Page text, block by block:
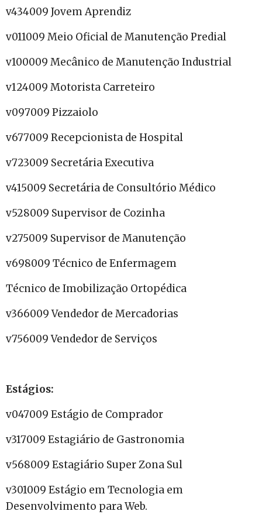
v434009 Jovem Aprendiz
v011009 Meio Oficial de Manutenção Predial
v100009 Mecânico de Manutenção Industrial
v124009 Motorista Carreteiro
v097009 Pizzaiolo
v677009 Recepcionista de Hospital
v723009 Secretária Executiva
v415009 Secretária de Consultório Médico
v528009 Supervisor de Cozinha
v275009 Supervisor de Manutenção
v698009 Técnico de Enfermagem
Técnico de Imobilização Ortopédica
v366009 Vendedor de Mercadorias
v756009 Vendedor de Serviços
Estágios:
v047009 Estágio de Comprador
v317009 Estagiário de Gastronomia
v568009 Estagiário Super Zona Sul
v301009 Estágio em Tecnologia em
Desenvolvimento para Web.